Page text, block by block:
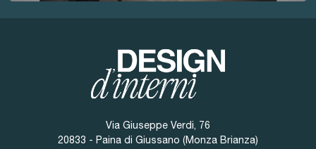
Via Giuseppe Verdi, 76
20833 - Paina di Giussano (Monza Brianza)